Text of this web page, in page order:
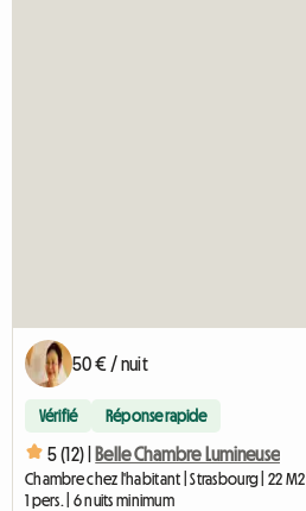
50 € / nuit
Vérifié Réponse rapide
5 (12) | Belle Chambre Lumineuse
Chambre chez l'habitant | Strasbourg | 22 M2
1 pers. | 6 nuits minimum